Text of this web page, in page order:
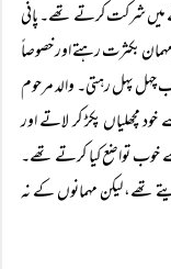
میں شرکت کرتے تھے۔ پانی
مہمان بکثرت رہتے اور خصوصاً
چہل پہل رہتی۔ والد مرحوم
پکڑ کر لاتے اور
خوب تواضع کیا کرتے تھے۔
تھے، لیکن مہمانوں کے نہ